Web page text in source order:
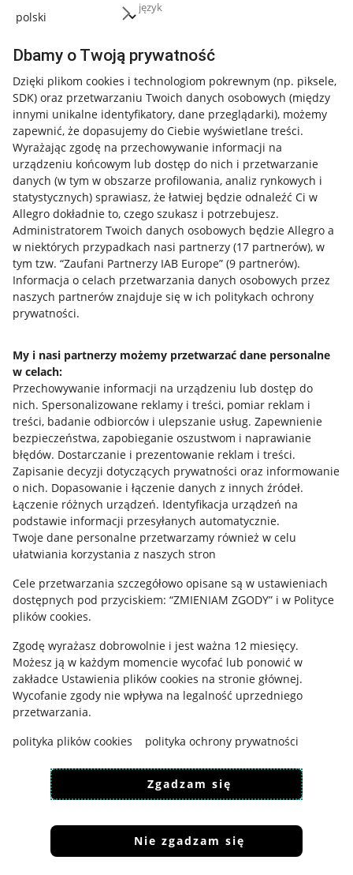
język
Dbamy o Twoją prywatność
Dzięki plikom cookies i technologiom pokrewnym (np. piksele,
SDK) oraz przetwarzaniu Twoich danych osobowych (między
innymi unikalne identyfikatory, dane przeglądarki), możemy
zapewnić, że dopasujemy do Ciebie wyświetlane treści.
Wyrażając zgodę na przechowywanie informacji na
urządzeniu końcowym lub dostęp do nich i przetwarzanie
danych (w tym w obszarze profilowania, analiz rynkowych i
statystycznych) sprawiasz, że łatwiej będzie odnaleźć Ci w
Allegro dokładnie to, czego szukasz i potrzebujesz.
Administratorem Twoich danych osobowych będzie Allegro a
w niektórych przypadkach nasi partnerzy (17 partnerów), w
tym tzw. “Zaufani Partnerzy IAB Europe” (9 partnerów).
Informacja o celach przetwarzania danych osobowych przez
naszych partnerów znajduje się w ich politykach ochrony
prywatności.
My i nasi partnerzy możemy przetwarzać dane personalne
w celach:
Przechowywanie informacji na urządzeniu lub dostęp do
nich. Spersonalizowane reklamy i treści, pomiar reklam i
treści, badanie odbiorców i ulepszanie usług. Zapewnienie
bezpieczeństwa, zapobieganie oszustwom i naprawianie
błędów. Dostarczanie i prezentowanie reklam i treści.
Zapisanie decyzji dotyczących prywatności oraz informowanie
o nich. Dopasowanie i łączenie danych z innych źródeł.
Łączenie różnych urządzeń. Identyfikacja urządzeń na
podstawie informacji przesyłanych automatycznie.
Twoje dane personalne przetwarzamy również w celu
ułatwiania korzystania z naszych stron
Cele przetwarzania szczegółowo opisane są w ustawieniach
dostępnych pod przyciskiem: “ZMIENIAM ZGODY” i w Polityce
plików cookies.
Zgodę wyrażasz dobrowolnie i jest ważna 12 miesięcy.
Możesz ją w każdym momencie wycofać lub ponowić w
zakładce Ustawienia plików cookies na stronie głównej.
Wycofanie zgody nie wpływa na legalność uprzedniego
przetwarzania.
polityka plików cookies
polityka ochrony prywatności
Zgadzam się
Nie zgadzam się
Przydatne informacje
Jak to działa
Allegro Gadane dla sprzedających
Allegro Gadane dla kupujących
Mapa miejscowości
Informacje prawne
Regulamin
Polityka plików "cookies"
Ustawienia plików "cookies"
Udostępnianie lokalizacji
Informacje dla Aktu o Usługach Cyfrowych
Pobierz aplikację
Korzystanie z serwisu oznacza akceptacjęregulaminu